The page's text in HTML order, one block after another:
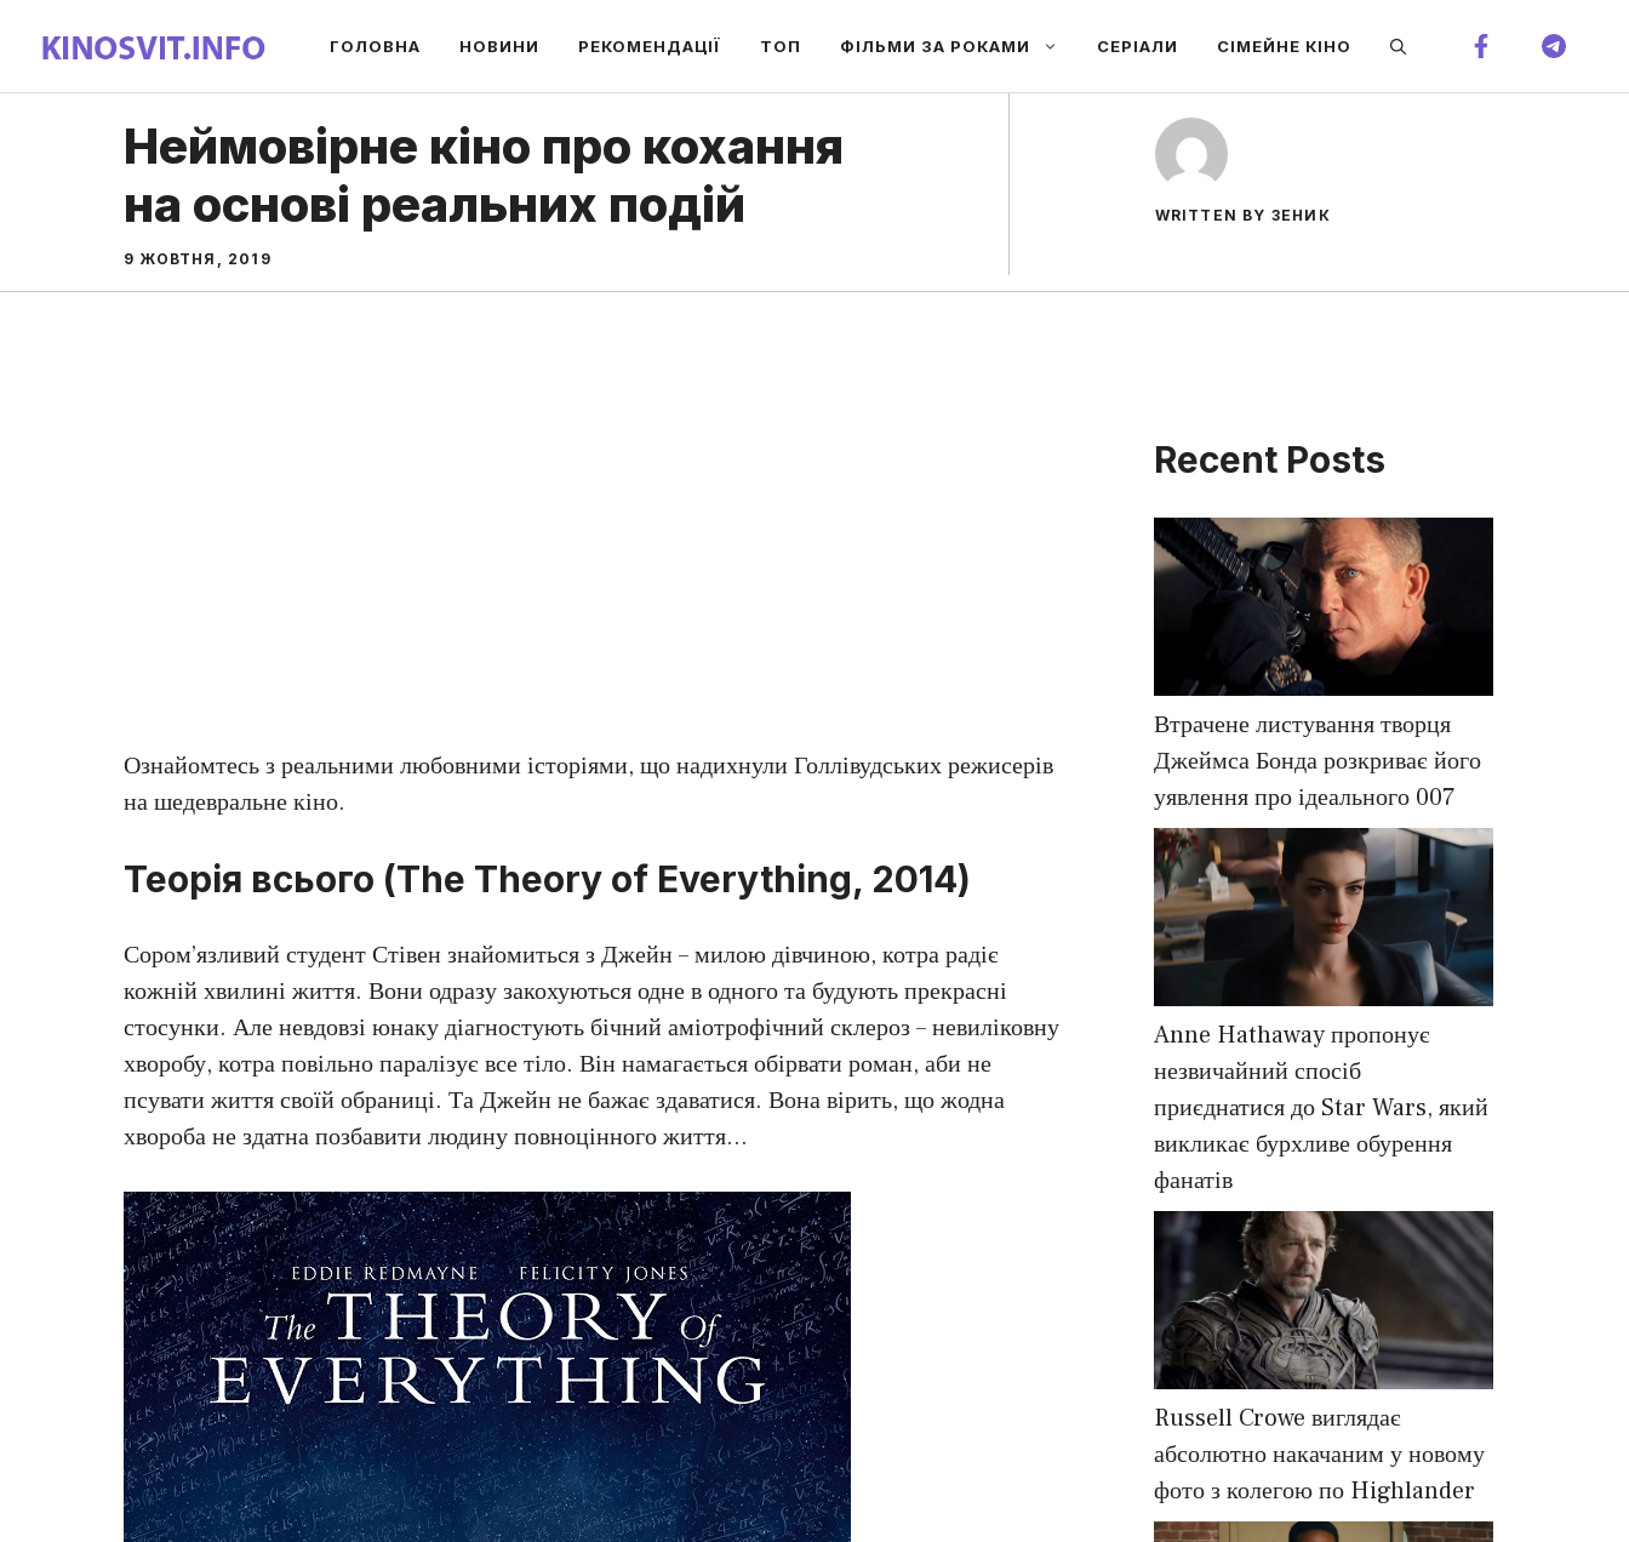
вмісту
ГОЛОВНА НОВИНИ РЕКОМЕНДАЦІЇ ТОП ФІЛЬМИ ЗА РОКАМИ СЕРІАЛИ СІМЕЙНЕ КІНО
Неймовірне кіно про кохання
на основі реальних подій
9 ЖОВТНЯ, 2019
WRITTEN BY ЗЕНИК
Ознайомтесь з реальними любовними історіями, що надихнули Голлівудських режисерів
на шедевральне кіно.
Теорія всього (The Theory of Everything, 2014)
Сором’язливий студент Стівен знайомиться з Джейн – милою дівчиною, котра радіє
кожній хвилині життя. Вони одразу закохуються одне в одного та будують прекрасні
стосунки. Але невдовзі юнаку діагностують бічний аміотрофічний склероз – невиліковну
хворобу, котра повільно паралізує все тіло. Він намагається обірвати роман, аби не
псувати життя своїй обраниці. Та Джейн не бажає здаватися. Вона вірить, що жодна
хвороба не здатна позбавити людину повноцінного життя…
Recent Posts
Втрачене листування творця
Джеймса Бонда розкриває його
уявлення про ідеального 007
Anne Hathaway пропонує
незвичайний спосіб
приєднатися до Star Wars, який
викликає бурхливе обурення
фанатів
Russell Crowe виглядає
абсолютно накачаним у новому
фото з колегою по Highlander